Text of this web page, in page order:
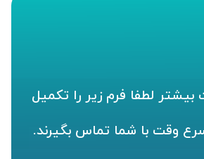
لطفا فرم زیر را تکمیل
وقت با شما تماس بگیرند.